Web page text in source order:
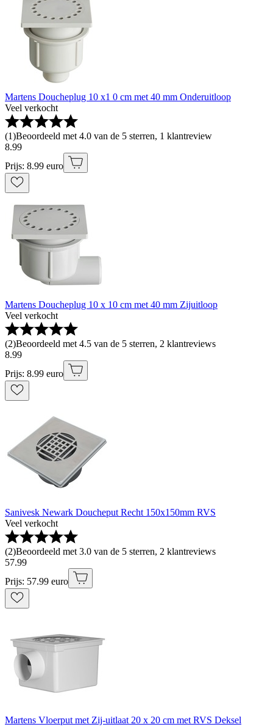
Martens Doucheplug 10 x1 0 cm met 40 mm Onderuitloop
Veel verkocht
(1)Beoordeeld met 4.0 van de 5 sterren, 1 klantreview
8.99
Prijs: 8.99 euro
Martens Doucheplug 10 x 10 cm met 40 mm Zijuitloop
Veel verkocht
(2)Beoordeeld met 4.5 van de 5 sterren, 2 klantreviews
8.99
Prijs: 8.99 euro
Sanivesk Newark Doucheput Recht 150x150mm RVS
Veel verkocht
(2)Beoordeeld met 3.0 van de 5 sterren, 2 klantreviews
57.99
Prijs: 57.99 euro
Martens Vloerput met Zij-uitlaat 20 x 20 cm met RVS Deksel